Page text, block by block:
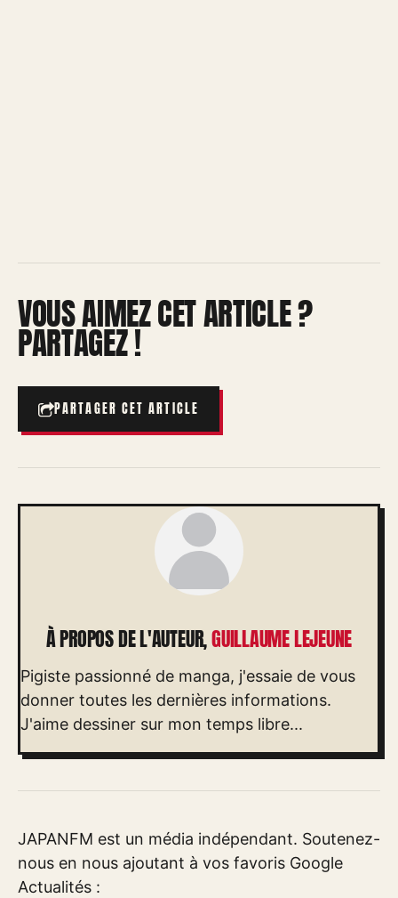
VOUS AIMEZ CET ARTICLE ?
PARTAGEZ !
PARTAGER CET ARTICLE
À PROPOS DE L'AUTEUR,GUILLAUME LEJEUNE
Pigiste passionné de manga, j'essaie de vous
donner toutes les dernières informations.
J'aime dessiner sur mon temps libre...
JAPANFM est un média indépendant. Soutenez-
nous en nous ajoutant à vos favoris Google
Actualités :